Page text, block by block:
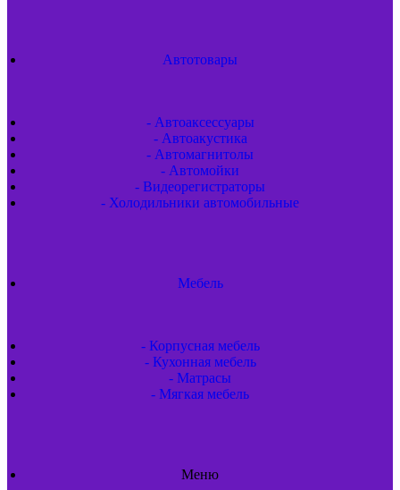
Автотовары
- Автоаксессуары
- Автоакустика
- Автомагнитолы
- Автомойки
- Видеорегистраторы
- Холодильники автомобильные
Мебель
- Корпусная мебель
- Кухонная мебель
- Матрасы
- Мягкая мебель
Меню